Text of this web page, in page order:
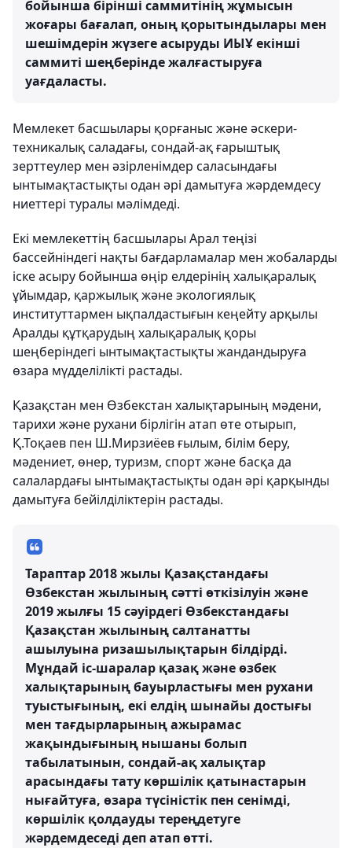
бойынша бірінші саммитінің жұмысын
жоғары бағалап, оның қорытындылары мен
шешімдерін жүзеге асыруды ИЫҰ екінші
саммиті шеңберінде жалғастыруға
уағдаласты.
Мемлекет басшылары қорғаныс және әскери-
техникалық саладағы, сондай-ақ ғарыштық
зерттеулер мен әзірленімдер саласындағы
ынтымақтастықты одан әрі дамытуға жәрдемдесу
ниеттері туралы мәлімдеді.
Екі мемлекеттің басшылары Арал теңізі
бассейніндегі нақты бағдарламалар мен жобаларды
іске асыру бойынша өңір елдерінің халықаралық
ұйымдар, қаржылық және экологиялық
институттармен ықпалдастығын кеңейту арқылы
Аралды құтқарудың халықаралық қоры
шеңберіндегі ынтымақтастықты жандандыруға
өзара мүдделілікті растады.
Қазақстан мен Өзбекстан халықтарының мәдени,
тарихи және рухани бірлігін атап өте отырып,
Қ.Тоқаев пен Ш.Мирзиёев ғылым, білім беру,
мәдениет, өнер, туризм, спорт және басқа да
салалардағы ынтымақтастықты одан әрі қарқынды
дамытуға бейілділіктерін растады.
Тараптар 2018 жылы Қазақстандағы
Өзбекстан жылының сәтті өткізілуін және
2019 жылғы 15 сәуірдегі Өзбекстандағы
Қазақстан жылының салтанатты
ашылуына ризашылықтарын білдірді.
Мұндай іс-шаралар қазақ және өзбек
халықтарының бауырластығы мен рухани
туыстығының, екі елдің шынайы достығы
мен тағдырларының ажырамас
жақындығының нышаны болып
табылатынын, сондай-ақ халықтар
арасындағы тату көршілік қатынастарын
нығайтуға, өзара түсіністік пен сенімді,
көршілік қолдауды тереңдетуге
жәрдемдеседі деп атап өтті.